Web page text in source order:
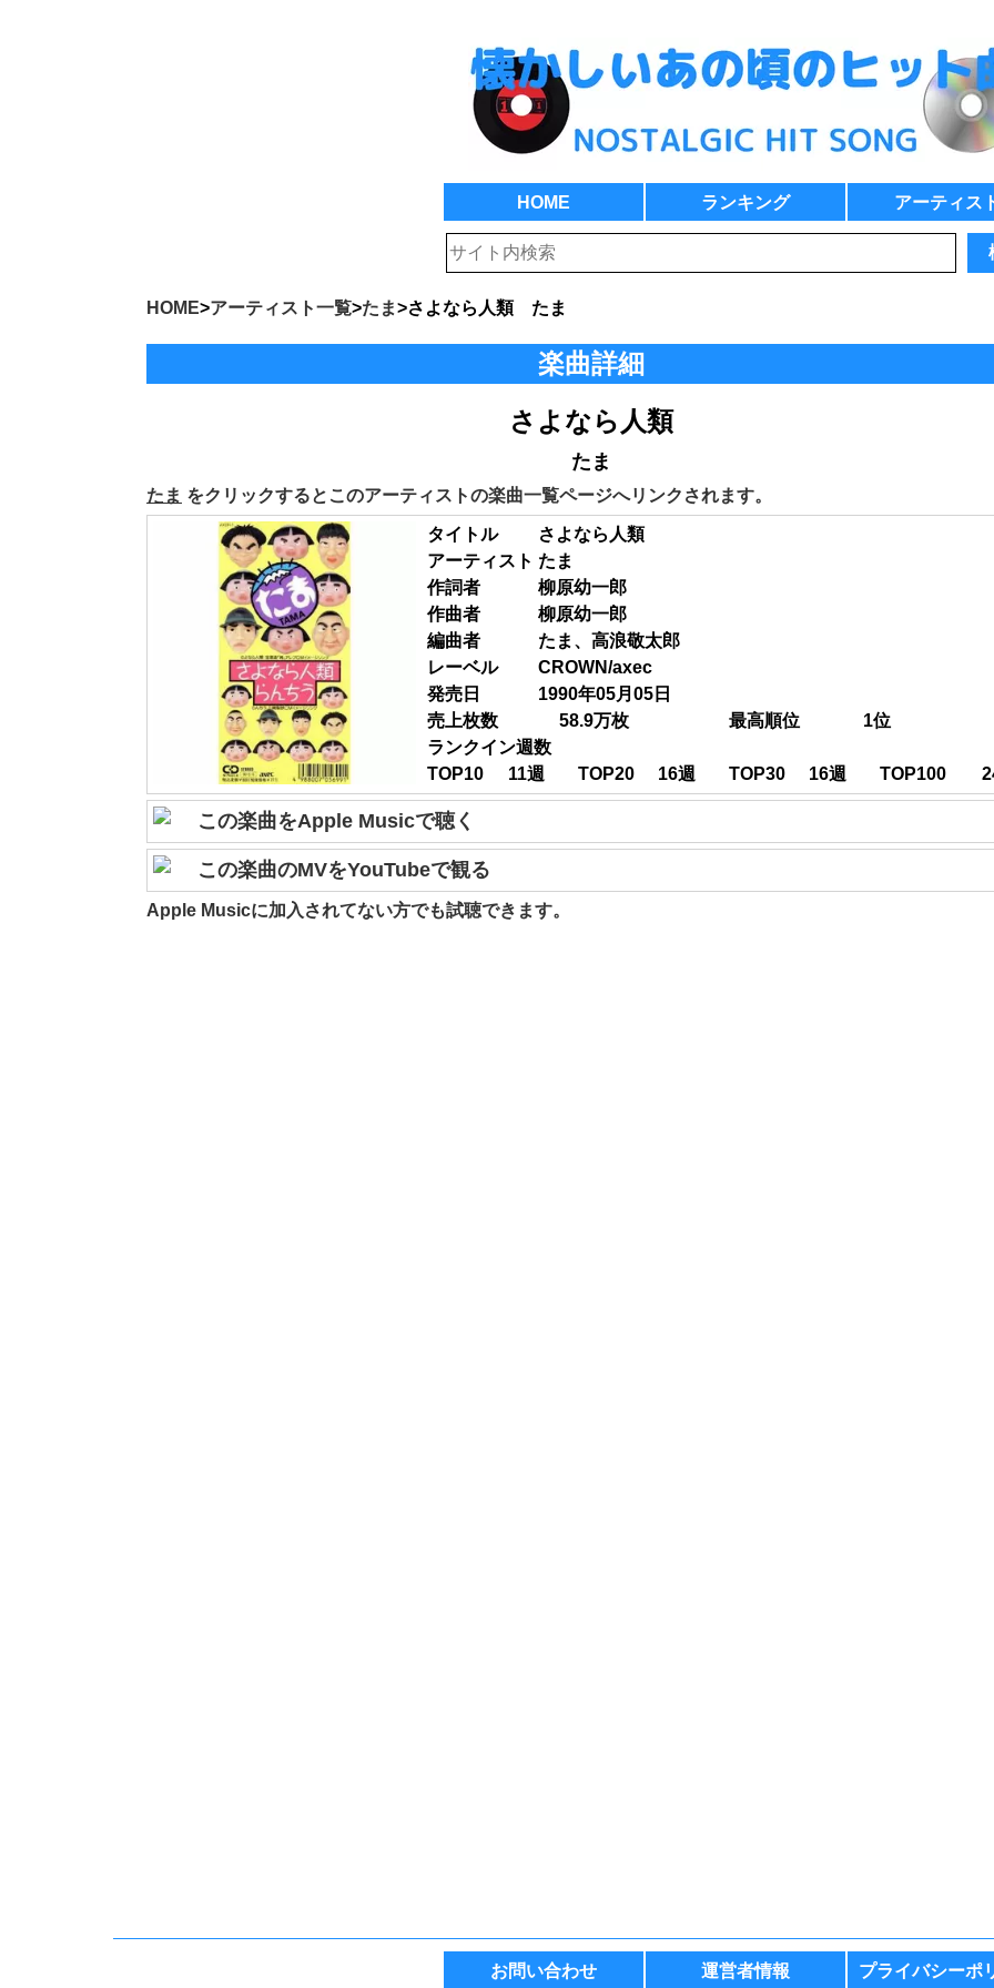
HOME ランキング アーティス
HOME>アーティスト一覧>たま>さよなら人類 たま
楽曲詳細
さよなら人類
たま
たま をクリックするとこのアーティストの楽曲一覧ページへリンクされます。
タイトル
さよなら人類
アーティスト たま
作詞者
柳原幼一郎
作曲者
柳原幼一郎
編曲者
たま、高浪敬太郎
レーベル
CROWN/axec
発売日
1990年05月05日
売上枚数
58.9万枚 最高順位 1位
ランクイン週数
TOP10
11週 TOP20 16週 TOP30 16週 TOP100
この楽曲をApple Musicで聴く
この楽曲のMVをYouTubeで観る
Apple Musicに加入されてない方でも試聴できます。
お問い合わせ 運営者情報 プライバシーポ